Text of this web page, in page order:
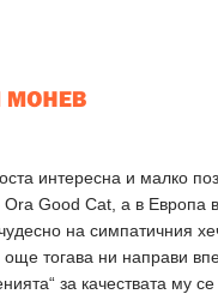
интересна и малко
Good Cat, а в Европа
на симпатичния
тогава ни направи
за качествата му